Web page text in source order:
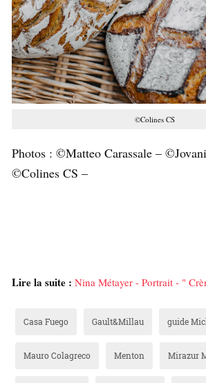
©Colines CS
Photos : ©Matteo Carassale –
©Colines CS –
Lire la suite : Nina Métayer - Portrait - "
Casa Fuego Gault&Millau guide
Mauro Colagreco Menton Mirazur